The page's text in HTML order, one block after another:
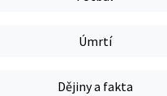
Úmrtí
Dějiny a fakta